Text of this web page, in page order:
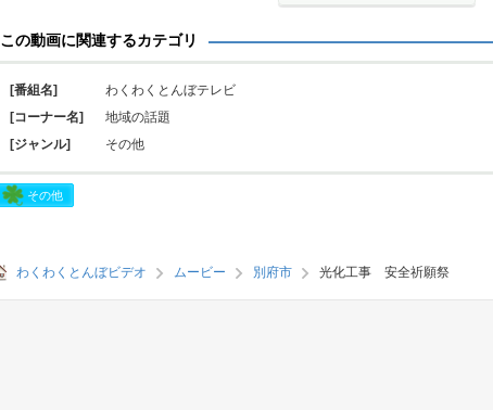
この動画に関連するカテゴリ
[番組名]
わくわくとんぼテレビ
[コーナー名]
地域の話題
[ジャンル]
その他
その他
わくわくとんぼビデオ ムービー 別府市 光化工事 安全祈願祭